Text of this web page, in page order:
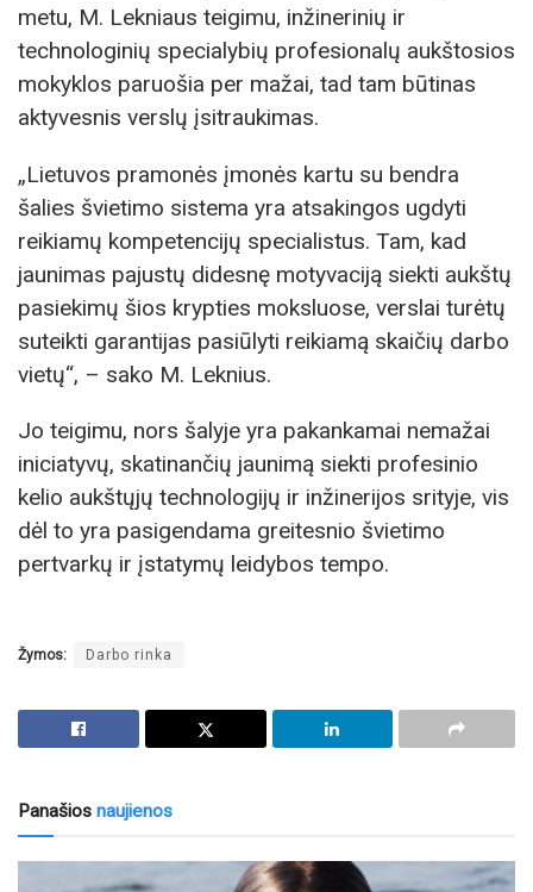
metu, M. Lekniaus teigimu, inžinerinių ir
technologinių specialybių profesionalų aukštosios
mokyklos paruošia per mažai, tad tam būtinas
aktyvesnis verslų įsitraukimas.
„Lietuvos pramonės įmonės kartu su bendra
šalies švietimo sistema yra atsakingos ugdyti
reikiamų kompetencijų specialistus. Tam, kad
jaunimas pajustų didesnę motyvaciją siekti aukštų
pasiekimų šios krypties moksluose, verslai turėtų
suteikti garantijas pasiūlyti reikiamą skaičių darbo
vietų“, – sako M. Leknius.
Jo teigimu, nors šalyje yra pakankamai nemažai
iniciatyvų, skatinančių jaunimą siekti profesinio
kelio aukštųjų technologijų ir inžinerijos srityje, vis
dėl to yra pasigendama greitesnio švietimo
pertvarkų ir įstatymų leidybos tempo.
Žymos: Darbo rinka
Panašios naujienos